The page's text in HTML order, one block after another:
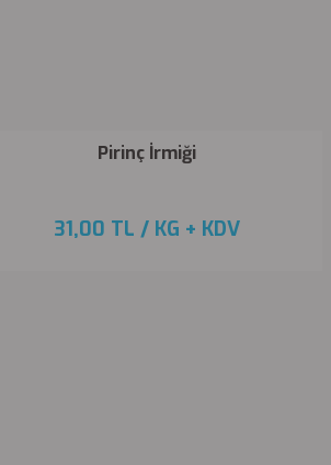
Pirinç İrmiği
31,00 TL / KG + KDV